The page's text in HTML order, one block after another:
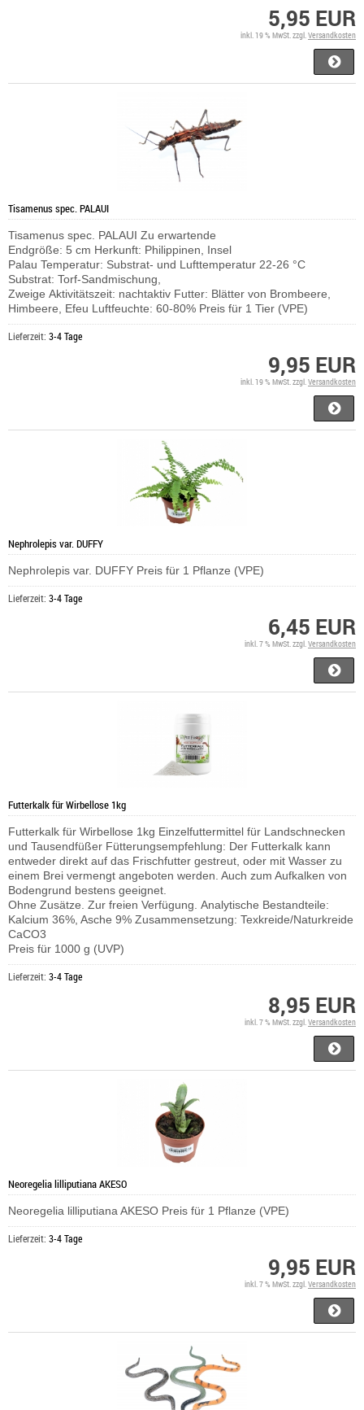
5,95 EUR
inkl. 19 % MwSt. zzgl.Versandkosten
Tisamenus spec. PALAUI
Tisamenus spec. PALAUI Zu erwartende
Endgröße: 5 cm Herkunft: Philippinen, Insel
Palau Temperatur: Substrat- und Lufttemperatur 22-26 °C
Substrat: Torf-Sandmischung,
Zweige Aktivitätszeit: nachtaktiv Futter: Blätter von Brombeere,
Himbeere, Efeu Luftfeuchte: 60-80% Preis für 1 Tier (VPE)
Lieferzeit: 3-4 Tage
9,95 EUR
inkl. 19 % MwSt. zzgl. Versandkosten
Nephrolepis var. DUFFY
Nephrolepis var. DUFFY Preis für 1 Pflanze (VPE)
Lieferzeit: 3-4 Tage
6,45 EUR
inkl. 7 % MwSt. zzgl. Versandkosten
Futterkalk für Wirbellose 1kg
Futterkalk für Wirbellose 1kg Einzelfuttermittel für Landschnecken
und Tausendfüßer Fütterungsempfehlung: Der Futterkalk kann
entweder direkt auf das Frischfutter gestreut, oder mit Wasser zu
einem Brei vermengt angeboten werden. Auch zum Aufkalken von
Bodengrund bestens geeignet.
Ohne Zusätze. Zur freien Verfügung. Analytische Bestandteile:
Kalcium 36%, Asche 9% Zusammensetzung: Texkreide/Naturkreide
CaCO3
Preis für 1000 g (UVP)
Lieferzeit: 3-4 Tage
8,95 EUR
inkl. 7 % MwSt. zzgl.Versandkosten
Neoregelia lilliputiana AKESO
Neoregelia lilliputiana AKESO Preis für 1 Pflanze (VPE)
Lieferzeit: 3-4 Tage
9,95 EUR
inkl. 7 % MwSt. zzgl.Versandkosten